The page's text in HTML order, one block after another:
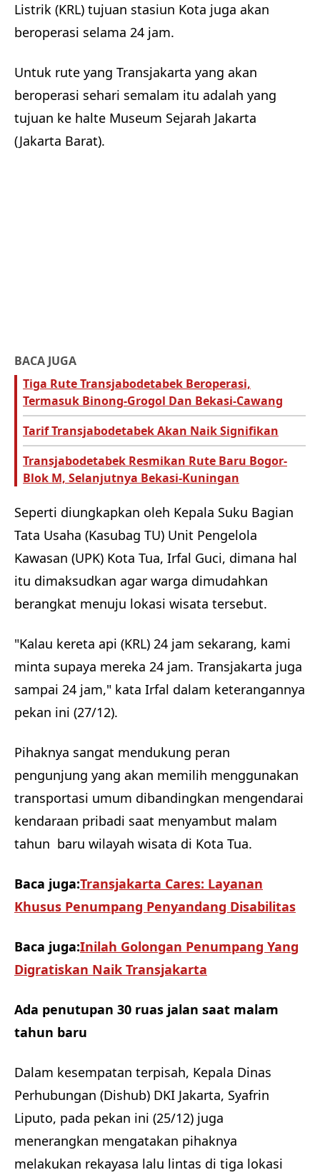
Listrik (KRL) tujuan stasiun Kota juga akan
beroperasi selama 24 jam.
Untuk rute yang Transjakarta yang akan
beroperasi sehari semalam itu adalah yang
tujuan ke halte Museum Sejarah Jakarta
(Jakarta Barat).
BACA JUGA
Tiga Rute Transjabodetabek Beroperasi,
Termasuk Binong-Grogol Dan Bekasi-Cawang
Tarif Transjabodetabek Akan Naik Signifikan
Transjabodetabek Resmikan Rute Baru Bogor-
Blok M, Selanjutnya Bekasi-Kuningan
Seperti diungkapkan oleh Kepala Suku Bagian
Tata Usaha (Kasubag TU) Unit Pengelola
Kawasan (UPK) Kota Tua, Irfal Guci, dimana hal
itu dimaksudkan agar warga dimudahkan
berangkat menuju lokasi wisata tersebut.
"Kalau kereta api (KRL) 24 jam sekarang, kami
minta supaya mereka 24 jam. Transjakarta juga
sampai 24 jam," kata Irfal dalam keterangannya
pekan ini (27/12).
Pihaknya sangat mendukung peran
pengunjung yang akan memilih menggunakan
transportasi umum dibandingkan mengendarai
kendaraan pribadi saat menyambut malam
tahun baru wilayah wisata di Kota Tua.
Baca juga:Transjakarta Cares: Layanan
Khusus Penumpang Penyandang Disabilitas
Baca juga:Inilah Golongan Penumpang Yang
Digratiskan Naik Transjakarta
Ada penutupan 30 ruas jalan saat malam
tahun baru
Dalam kesempatan terpisah, Kepala Dinas
Perhubungan (Dishub) DKI Jakarta, Syafrin
Liputo, pada pekan ini (25/12) juga
menerangkan mengatakan pihaknya
melakukan rekayasa lalu lintas di tiga lokasi